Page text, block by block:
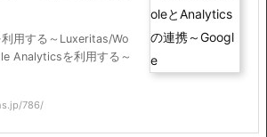
利用する～Luxeritas/Wo
Analyticsを利用する～
786/